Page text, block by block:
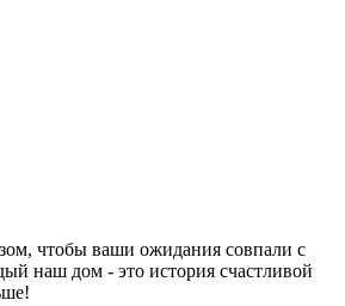
чтобы ваши ожидания совпали с
наш дом - это история счастливой